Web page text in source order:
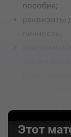
пособие;
реквизиты
Этот